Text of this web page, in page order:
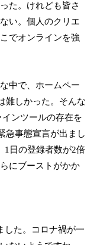
た。けれども皆さ
い。個人のクリエ
でオンラインを強
中で、ホームペー
難しかった。そんな
ンツールの存在を
急事態宣言が出まし
1日の登録者数が2倍
にブーストがかか
した。コロナ禍が一